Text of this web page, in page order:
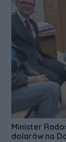
Minister
dolarów na